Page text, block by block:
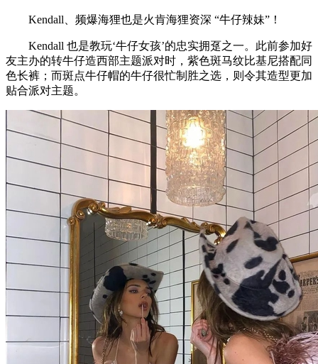
Kendall、频爆海狸也是火肯海狸资深 “牛仔辣妹”！
Kendall 也是教玩‘牛仔女孩’的忠实拥趸之一。此前参加好
友主办的转牛仔造西部主题派对时，紫色斑马纹比基尼搭配同
色长裤；而斑点牛仔帽的牛仔很忙制胜之选，则令其造型更加
贴合派对主题。